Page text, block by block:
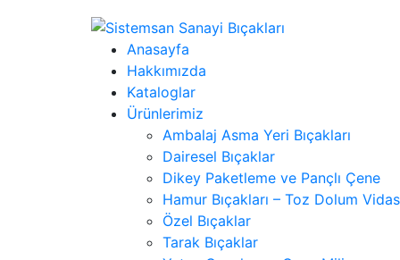
Anasayfa
Hakkımızda
Kataloglar
Ürünlerimiz
Ambalaj Asma Yeri Bıçakları
Dairesel Bıçaklar
Dikey Paketleme ve Pançlı Çene
Hamur Bıçakları – Toz Dolum
Özel Bıçaklar
Tarak Bıçaklar